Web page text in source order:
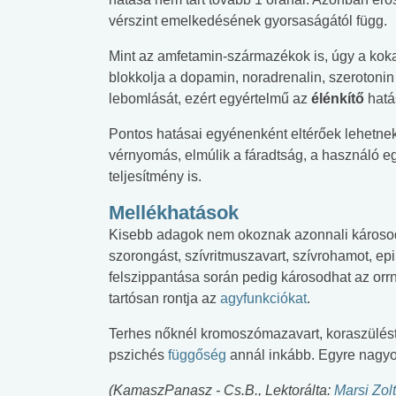
vérszint emelkedésének gyorsaságától függ.
Mint az amfetamin-származékok is, úgy a
blokkolja a dopamin, noradrenalin, szerotonin
lebomlását, ezért egyértelmű az élénkítő
Pontos hatásai egyénenként eltérőek
vérnyomás, elmúlik a fáradtság, a használó
teljesítmény is.
Mellékhatások
Kisebb adagok nem okoznak azonnali
szorongást, szívritmuszavart, szívrohamot,
felszippantása során pedig károsodhat az
tartósan rontja az agyfunkciókat.
Terhes nőknél kromoszómazavart,
pszichés függőség annál inkább. Egyre
(KamaszPanasz - Cs.B., Lektorálta: Marsi